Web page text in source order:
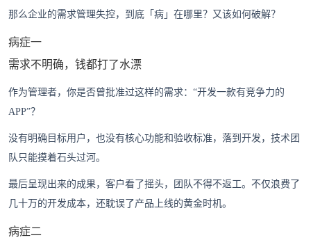
那么企业的需求管理失控，到底「病」在哪里？又该如何破解？
病症一
需求不明确，钱都打了水漂
作为管理者，你是否曾批准过这样的需求：“开发一款有竞争力的
APP”？
没有明确目标用户，也没有核心功能和验收标准，落到开发，技术团
队只能摸着石头过河。
最后呈现出来的成果，客户看了摇头，团队不得不返工。不仅浪费了
几十万的开发成本，还耽误了产品上线的黄金时机。
病症二